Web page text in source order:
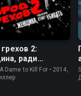
2:
ради
стоит убивать
Dame to Kill For • 2014,